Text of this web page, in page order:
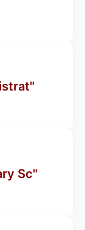
Sc"